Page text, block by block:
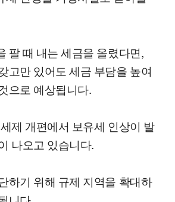
팔 때 내는 세금을 올렸다면,
고만 있어도 세금 부담을 높여
으로 예상됩니다.
제 개편에서 보유세 인상이 발
나오고 있습니다.
하기 위해 규제 지역을 확대하